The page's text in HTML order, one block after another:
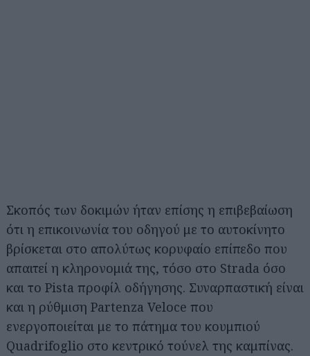
Σκοπός των δοκιμών ήταν επίσης η επιβεβαίωση
ότι η επικοινωνία του οδηγού με το αυτοκίνητο
βρίσκεται στο απολύτως κορυφαίο επίπεδο που
απαιτεί η κληρονομιά της, τόσο στο Strada όσο
και το Pista προφίλ οδήγησης. Συναρπαστική είναι
και η ρύθμιση Partenza Veloce που
ενεργοποιείται με το πάτημα του κουμπιού
Quadrifoglio στο κεντρικό τούνελ της καμπίνας.